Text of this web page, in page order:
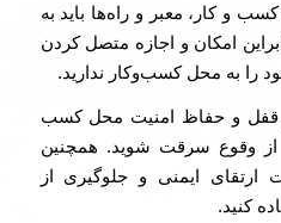
و کار، معبر و راه‌ها باید به
امکان و اجازه متصل کردن
را به محل کسب‌وکار ندارید.
قفل و حفاظ امنیت محل کسب
از وقوع سرقت شوید. همچنین
ارتقای ایمنی و جلوگیری از
کنید.